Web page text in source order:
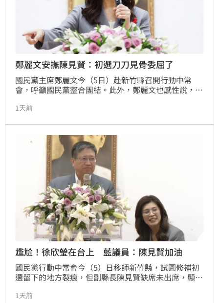
鄭麗文安撫陳見賢：初選刀刀見骨委屈了
國民黨主席鄭麗文今（5日）赴新竹縣召開行動中常
會，呼籲國民黨整合團結。此外，鄭麗文也感性說，初
戰，從來都是逆風而行，初選後要慢慢沉澱心情重新出
單或被遺忘，國民黨絕對不會忘記你」。
1天前
尷尬！徐欣瑩在台上 藍議員：陳見賢加油
國民黨行動中常會今（5）日移師新竹縣，試圖修補初
選留下的地方裂痕，但副縣長陳見賢缺席未出席，顯見
台下縣議員徐瑜新高喊「陳見賢加油」打斷，現場氣氛
1天前